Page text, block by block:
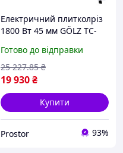
Електричний плитколріз
1800 Вт 45 мм GÖLZ TC-
водяний
Готово до відправки
19 930₴
25 227.85 ₴
Купити
Prostor 93%